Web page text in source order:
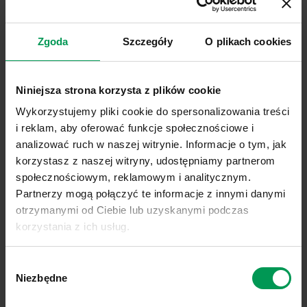
Zgoda Szczegóły O plikach cookies
Niniejsza strona korzysta z plików cookie
Wykorzystujemy pliki cookie do spersonalizowania treści
i reklam, aby oferować funkcje społecznościowe i
analizować ruch w naszej witrynie. Informacje o tym, jak
korzystasz z naszej witryny, udostępniamy partnerom
społecznościowym, reklamowym i analitycznym.
Partnerzy mogą połączyć te informacje z innymi danymi
otrzymanymi od Ciebie lub uzyskanymi podczas
korzystania z ich usług.
Link do informacji o plikach cookies:
zgody
Niezbędne
„Automatic Speech Recognition”), a także STT
(ang. „Speech To Text”). System ASR przekształca
bowiem mowę na tekst, który następnie trafia do
naturalnego”). W kolejnym kroku, dzięki STT,
wygenerowana odpowiedź, która jest zamieniana
na głos. Stworzony w tej technologii asystent
głosowy stanowi doskonałą alternatywę dla
klasycznej infolinii, a jego najistotniejszą przewagą
jest jego praktycznie nieograniczona dostępność –
klienci mogą z niego skorzystać przez całą dobę,
siedem dni w tygodniu. Oczywiście w przypadku
nietypowych czy bardziej złożonych zapytań,
voicebot został zaprojektowany w taki sposób, by w
odpowiednich konsultantów, którzy wciąż pozostają